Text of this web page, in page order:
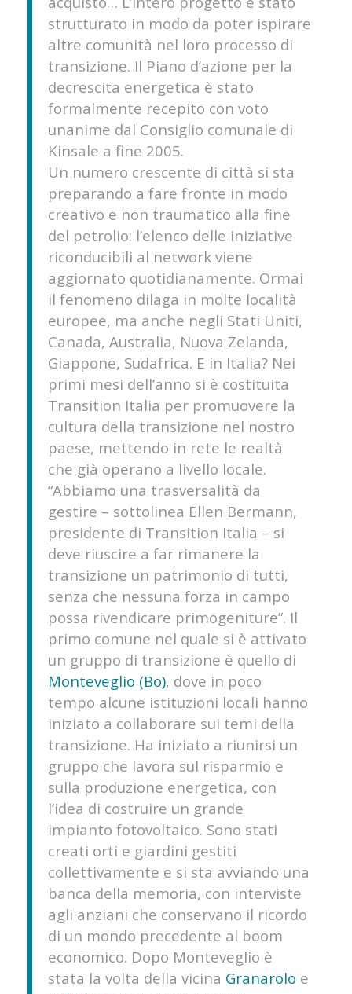
strutturato in modo da poter ispirare
altre comunità nel loro processo di
transizione. Il Piano d’azione per la
decrescita energetica è stato
formalmente recepito con voto
unanime dal Consiglio comunale di
Kinsale a fine 2005.
Un numero crescente di città si sta
preparando a fare fronte in modo
creativo e non traumatico alla fine
del petrolio: l’elenco delle iniziative
riconducibili al network viene
aggiornato quotidianamente. Ormai
il fenomeno dilaga in molte località
europee, ma anche negli Stati Uniti,
Canada, Australia, Nuova Zelanda,
Giappone, Sudafrica. E in Italia? Nei
primi mesi dell’anno si è costituita
Transition Italia per promuovere la
cultura della transizione nel nostro
paese, mettendo in rete le realtà
che già operano a livello locale.
“Abbiamo una trasversalità da
gestire – sottolinea Ellen Bermann,
presidente di Transition Italia – si
deve riuscire a far rimanere la
transizione un patrimonio di tutti,
senza che nessuna forza in campo
possa rivendicare primogeniture”. Il
primo comune nel quale si è attivato
un gruppo di transizione è quello di
Monteveglio (Bo), dove in poco
tempo alcune istituzioni locali hanno
iniziato a collaborare sui temi della
transizione. Ha iniziato a riunirsi un
gruppo che lavora sul risparmio e
sulla produzione energetica, con
l’idea di costruire un grande
impianto fotovoltaico. Sono stati
creati orti e giardini gestiti
collettivamente e si sta avviando una
banca della memoria, con interviste
agli anziani che conservano il ricordo
di un mondo precedente al boom
economico. Dopo Monteveglio è
stata la volta della vicina Granarolo e